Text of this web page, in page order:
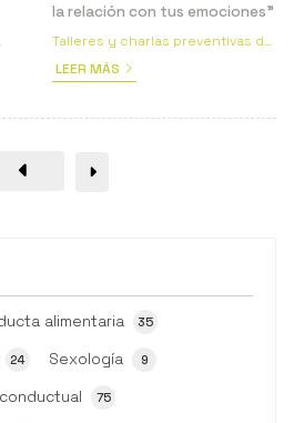
alimentaria 35
24 Sexología 9
75
la relación con tus emociones"
Talleres y charlas preventivas de
Psicología
LEER MÁS